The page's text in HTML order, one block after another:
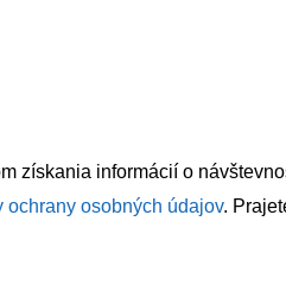
získania informácií o
ochrany osobných údajov.